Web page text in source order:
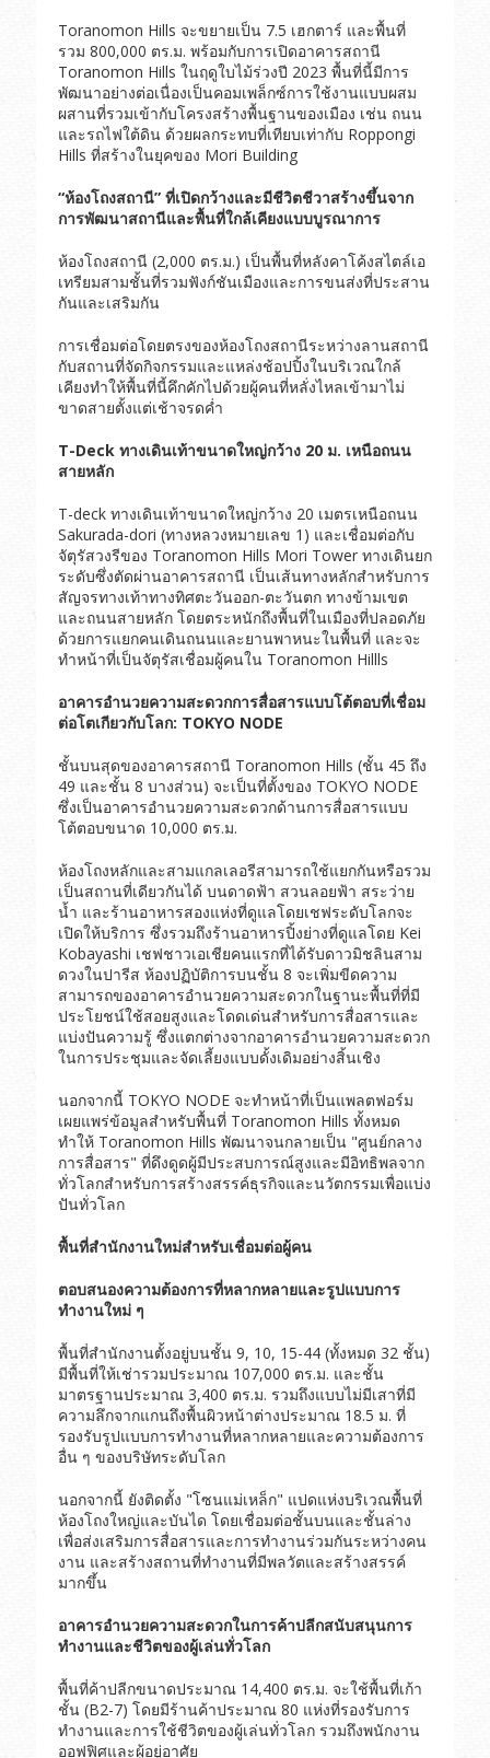
Toranomon Hills จะขยายเป็น 7.5 เฮกตาร์ และพื้นที่
รวม 800,000 ตร.ม. พร้อมกับการเปิดอาคารสถานี
Toranomon Hills ในฤดูใบไม้ร่วงปี 2023 พื้นที่นี้มีการ
พัฒนาอย่างต่อเนื่องเป็นคอมเพล็กซ์การใช้งานแบบผสม
ผสานที่รวมเข้ากับโครงสร้างพื้นฐานของเมือง เช่น ถนน
และรถไฟใต้ดิน ด้วยผลกระทบที่เทียบเท่ากับ Roppongi
Hills ที่สร้างในยุคของ Mori Building
“ห้องโถงสถานี” ที่เปิดกว้างและมีชีวิตชีวาสร้างขึ้นจาก
การพัฒนาสถานีและพื้นที่ใกล้เคียงแบบบูรณาการ
ห้องโถงสถานี (2,000 ตร.ม.) เป็นพื้นที่หลังคาโค้งสไตล์เอ
เทรียมสามชั้นที่รวมฟังก์ชันเมืองและการขนส่งที่ประสาน
กันและเสริมกัน
การเชื่อมต่อโดยตรงของห้องโถงสถานีระหว่างลานสถานี
กับสถานที่จัดกิจกรรมและแหล่งช้อปปิ้งในบริเวณใกล้
เคียงทำให้พื้นที่นี้คึกคักไปด้วยผู้คนที่หลั่งไหลเข้ามาไม่
ขาดสายตั้งแต่เช้าจรดค่ำ
T-Deck ทางเดินเท้าขนาดใหญ่กว้าง 20 ม. เหนือถนน
สายหลัก
T-deck ทางเดินเท้าขนาดใหญ่กว้าง 20 เมตรเหนือถนน
Sakurada-dori (ทางหลวงหมายเลข 1) และเชื่อมต่อกับ
จัตุรัสวงรีของ Toranomon Hills Mori Tower ทางเดินยก
ระดับซึ่งตัดผ่านอาคารสถานี เป็นเส้นทางหลักสำหรับการ
สัญจรทางเท้าทางทิศตะวันออก-ตะวันตก ทางข้ามเขต
และถนนสายหลัก โดยตระหนักถึงพื้นที่ในเมืองที่ปลอดภัย
ด้วยการแยกคนเดินถนนและยานพาหนะในพื้นที่ และจะ
ทำหน้าที่เป็นจัตุรัสเชื่อมผู้คนใน Toranomon Hillls
อาคารอำนวยความสะดวกการสื่อสารแบบโต้ตอบที่เชื่อม
ต่อโตเกียวกับโลก: TOKYO NODE
ชั้นบนสุดของอาคารสถานี Toranomon Hills (ชั้น 45 ถึง
49 และชั้น 8 บางส่วน) จะเป็นที่ตั้งของ TOKYO NODE
ซึ่งเป็นอาคารอำนวยความสะดวกด้านการสื่อสารแบบ
โต้ตอบขนาด 10,000 ตร.ม.
ห้องโถงหลักและสามแกลเลอรีสามารถใช้แยกกันหรือรวม
เป็นสถานที่เดียวกันได้ บนดาดฟ้า สวนลอยฟ้า สระว่าย
น้ำ และร้านอาหารสองแห่งที่ดูแลโดยเชฟระดับโลกจะ
เปิดให้บริการ ซึ่งรวมถึงร้านอาหารปิ้งย่างที่ดูแลโดย Kei
Kobayashi เชฟชาวเอเชียคนแรกที่ได้รับดาวมิชลินสาม
ดวงในปารีส ห้องปฏิบัติการบนชั้น 8 จะเพิ่มขีดความ
สามารถของอาคารอำนวยความสะดวกในฐานะพื้นที่ที่มี
ประโยชน์ใช้สอยสูงและโดดเด่นสำหรับการสื่อสารและ
แบ่งปันความรู้ ซึ่งแตกต่างจากอาคารอำนวยความสะดวก
ในการประชุมและจัดเลี้ยงแบบดั้งเดิมอย่างสิ้นเชิง
นอกจากนี้ TOKYO NODE จะทำหน้าที่เป็นแพลตฟอร์ม
เผยแพร่ข้อมูลสำหรับพื้นที่ Toranomon Hills ทั้งหมด
ทำให้ Toranomon Hills พัฒนาจนกลายเป็น "ศูนย์กลาง
การสื่อสาร" ที่ดึงดูดผู้มีประสบการณ์สูงและมีอิทธิพลจาก
ทั่วโลกสำหรับการสร้างสรรค์ธุรกิจและนวัตกรรมเพื่อแบ่ง
ปันทั่วโลก
พื้นที่สำนักงานใหม่สำหรับเชื่อมต่อผู้คน
ตอบสนองความต้องการที่หลากหลายและรูปแบบการ
ทำงานใหม่ ๆ
พื้นที่สำนักงานตั้งอยู่บนชั้น 9, 10, 15-44 (ทั้งหมด 32 ชั้น)
มีพื้นที่ให้เช่ารวมประมาณ 107,000 ตร.ม. และชั้น
มาตรฐานประมาณ 3,400 ตร.ม. รวมถึงแบบไม่มีเสาที่มี
ความลึกจากแกนถึงพื้นผิวหน้าต่างประมาณ 18.5 ม. ที่
รองรับรูปแบบการทำงานที่หลากหลายและความต้องการ
อื่น ๆ ของบริษัทระดับโลก
นอกจากนี้ ยังติดตั้ง "โซนแม่เหล็ก" แปดแห่งบริเวณพื้นที่
ห้องโถงใหญ่และบันได โดยเชื่อมต่อชั้นบนและชั้นล่าง
เพื่อส่งเสริมการสื่อสารและการทำงานร่วมกันระหว่างคน
งาน และสร้างสถานที่ทำงานที่มีพลวัตและสร้างสรรค์
มากขึ้น
อาคารอำนวยความสะดวกในการค้าปลีกสนับสนุนการ
ทำงานและชีวิตของผู้เล่นทั่วโลก
พื้นที่ค้าปลีกขนาดประมาณ 14,400 ตร.ม. จะใช้พื้นที่เก้า
ชั้น (B2-7) โดยมีร้านค้าประมาณ 80 แห่งที่รองรับการ
ทำงานและการใช้ชีวิตของผู้เล่นทั่วโลก รวมถึงพนักงาน
ออฟฟิศและผู้อยู่อาศัย